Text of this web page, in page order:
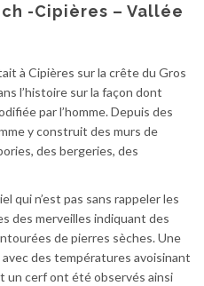
-Cipières – Vallée
à Cipières sur la crête du Gros
l’histoire sur la façon dont
par l’homme. Depuis des
y construit des murs de
des bergeries, des
qui n’est pas sans rappeler les
des merveilles indiquant des
de pierres sèches. Une
des températures avoisinant
un cerf ont été observés ainsi